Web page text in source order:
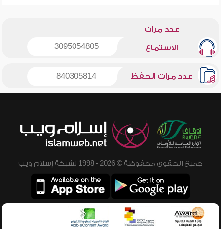
عدد مرات
الاستماع 3095054805
عدد مرات الحفظ 840305814
جميع الحقوق محفوظة © 2026 - 1998 لشبكة إسلام ويب